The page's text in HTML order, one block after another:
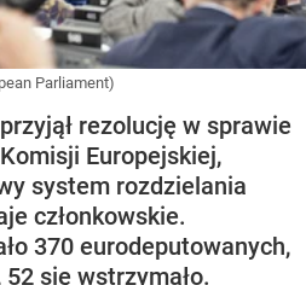
Parliament)
rezolucję w sprawie
Europejskiej,
system rozdzielania
członkowskie.
370 eurodeputowanych,
się wstrzymało.